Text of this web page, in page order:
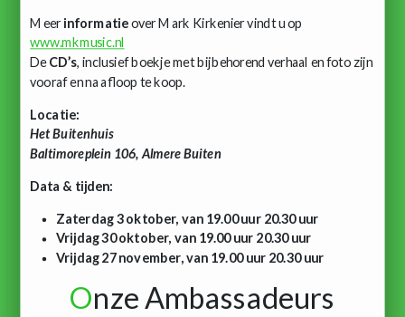
Meerinformatieover Mark Kirkenier vindt u op
www.mkmusic.nl
DeCD’s, inclusief boekje met bijbehorend verhaal en foto zijn
vooraf en na afloop te koop.
Locatie:
Het Buitenhuis
Baltimoreplein 106, Almere Buiten
Data & tijden:
Zaterdag 3 oktober, van 19.00 uur 20.30 uur
Vrijdag 30 oktober, van 19.00 uur 20.30 uur
Vrijdag 27 november, van 19.00 uur 20.30 uur
Onze Ambassadeurs